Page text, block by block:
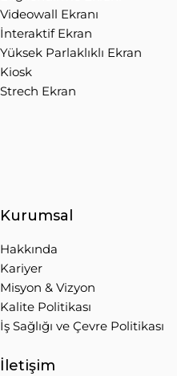
Videowall Ekranı
İnteraktif Ekran
Yüksek Parlaklıklı Ekran
Kiosk
Strech Ekran
Kurumsal
Hakkında
Kariyer
Misyon & Vizyon
Kalite Politikası
İş Sağlığı ve Çevre Politikası
İletişim